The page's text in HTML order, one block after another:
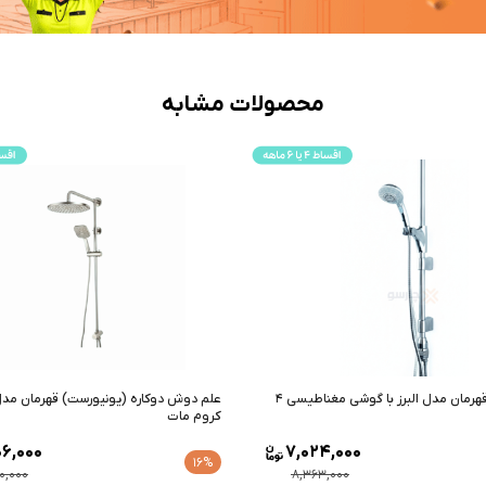
محصولات مشابه
(یونیورست) قهرمان مدل پارسه
24,770,000
20,806,000
شیر دوش شادان مدل فیروزه طلایی
10%